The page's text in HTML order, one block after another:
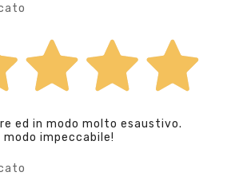
ed in modo molto esaustivo.
impeccabile!